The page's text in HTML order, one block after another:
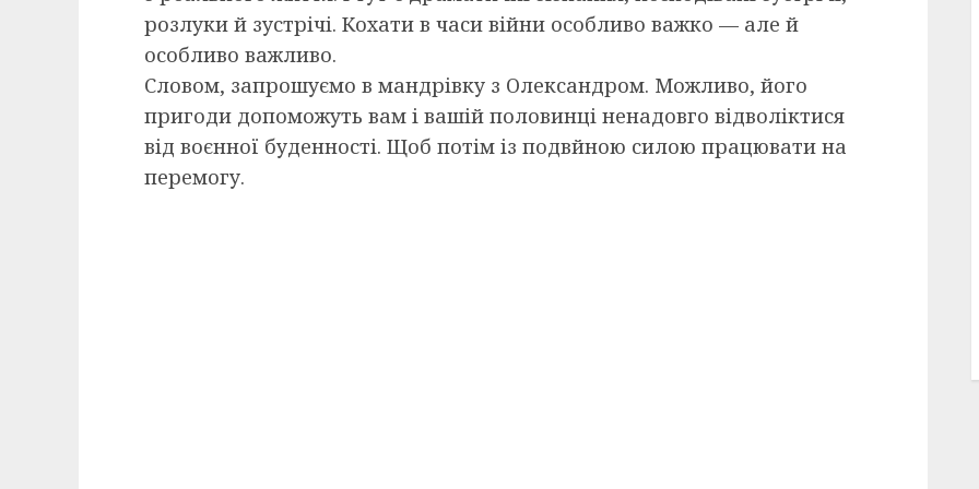
розлуки й зустрічі. Кохати в часи війни особливо важко — але й
особливо важливо.
Словом, запрошуємо в мандрівку з Олександром. Можливо, його
пригоди допоможуть вам і вашій половинці ненадовго відволіктися
від воєнної буденності. Щоб потім із подвйною силою працювати на
перемогу.